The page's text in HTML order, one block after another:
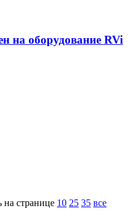
на оборудование RVi
на странице 10 25 35 все